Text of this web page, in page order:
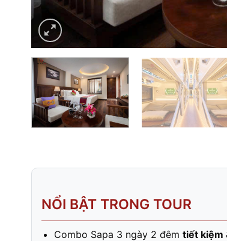
NỔI BẬT TRONG TOUR
Combo Sapa 3 ngày 2 đêm tiết kiệm